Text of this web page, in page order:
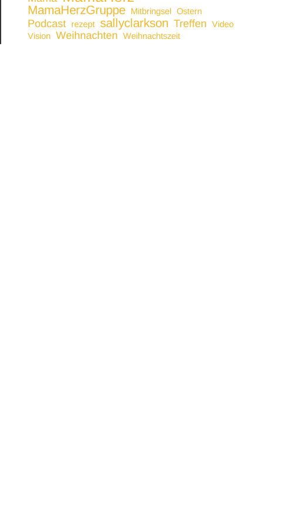
MamaHerzGruppe Mitbringsel Ostern
Podcast rezept sallyclarkson Treffen
Video
Vision Weihnachten Weihnachtszeit